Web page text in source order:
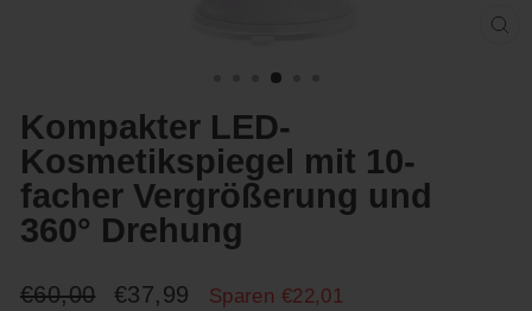
Kompakter LED-
Kosmetikspiegel mit 10-
facher Vergrößerung und
360° Drehung
Normaler
€60,00 Sonderpreis
€37,99 Sparen €22,01